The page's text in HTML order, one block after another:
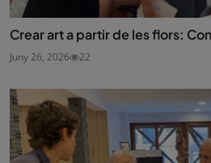
Crear art a partir de les flors:
Juny 26, 2026 22